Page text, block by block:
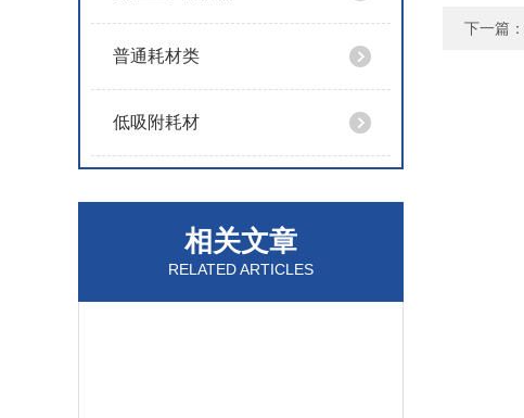
普通耗材类
低吸附耗材
相关文章
RELATED ARTICLES
下一篇：